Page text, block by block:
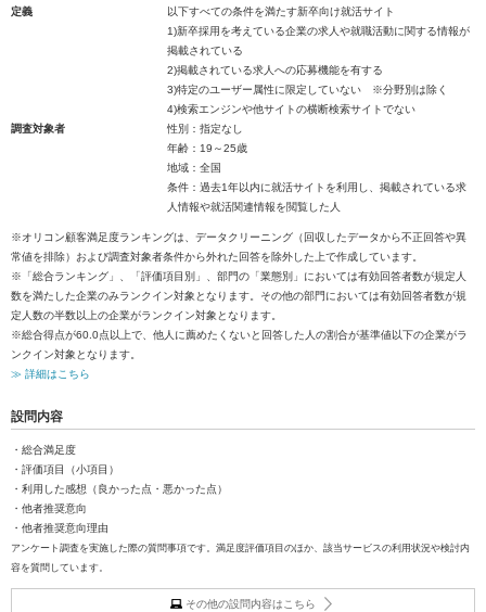
定義
以下すべての条件を満たす新卒向け就活サイト
1)新卒採用を考えている企業の求人や就職活動に関する情報が
掲載されている
2)掲載されている求人への応募機能を有する
3)特定のユーザー属性に限定していない ※分野別は除く
4)検索エンジンや他サイトの横断検索サイトでない
調査対象者
性別：指定なし
年齢：19～25歳
地域：全国
条件：過去1年以内に就活サイトを利用し、掲載されている求
人情報や就活関連情報を閲覧した人
※オリコン顧客満足度ランキングは、データクリーニング（回収したデータから不正回答や異
常値を排除）および調査対象者条件から外れた回答を除外した上で作成しています。
※「総合ランキング」、「評価項目別」、部門の「業態別」においては有効回答者数が規定人
数を満たした企業のみランクイン対象となります。その他の部門においては有効回答者数が規
定人数の半数以上の企業がランクイン対象となります。
※総合得点が60.0点以上で、他人に薦めたくないと回答した人の割合が基準値以下の企業がラ
ンクイン対象となります。
≫ 詳細はこちら
設問内容
・総合満足度
・評価項目（小項目）
・利用した感想（良かった点・悪かった点）
・他者推奨意向
・他者推奨意向理由
アンケート調査を実施した際の質問事項です。満足度評価項目のほか、該当サービスの利用状況や検討内
容を質問しています。
その他の設問内容はこちら